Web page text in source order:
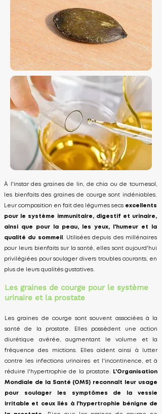
À l'instar des graines de lin, de chia ou de tournesol,
les bienfaits des graines de courge sont indéniables.
Leur composition en fait des légumes secs excellents
pour le système immunitaire, digestif et urinaire,
ainsi que pour la peau, les yeux, l'humeur et la
qualité du sommeil . Utilisées depuis des millénaires
pour leurs bienfaits sur la santé, elles sont aujourd'hui
privilégiées pour soulager divers troubles courants, en
plus de leurs qualités gustatives.​
Les graines de courge pour le système
urinaire et la prostate
Les graines de courge sont souvent associées à la
santé de la prostate. Elles possèdent une action
diurétique avérée, augmentant le volume et la
fréquence des mictions. Elles aident ainsi à lutter
contre les infections urinaires et l'incontinence, et à
réduire l'hypertrophie de la prostate. L'Organisation
Mondiale de la Santé (OMS) reconnaît leur usage
pour soulager les symptômes de la vessie
irritable et ceux liés à l'hypertrophie bénigne de